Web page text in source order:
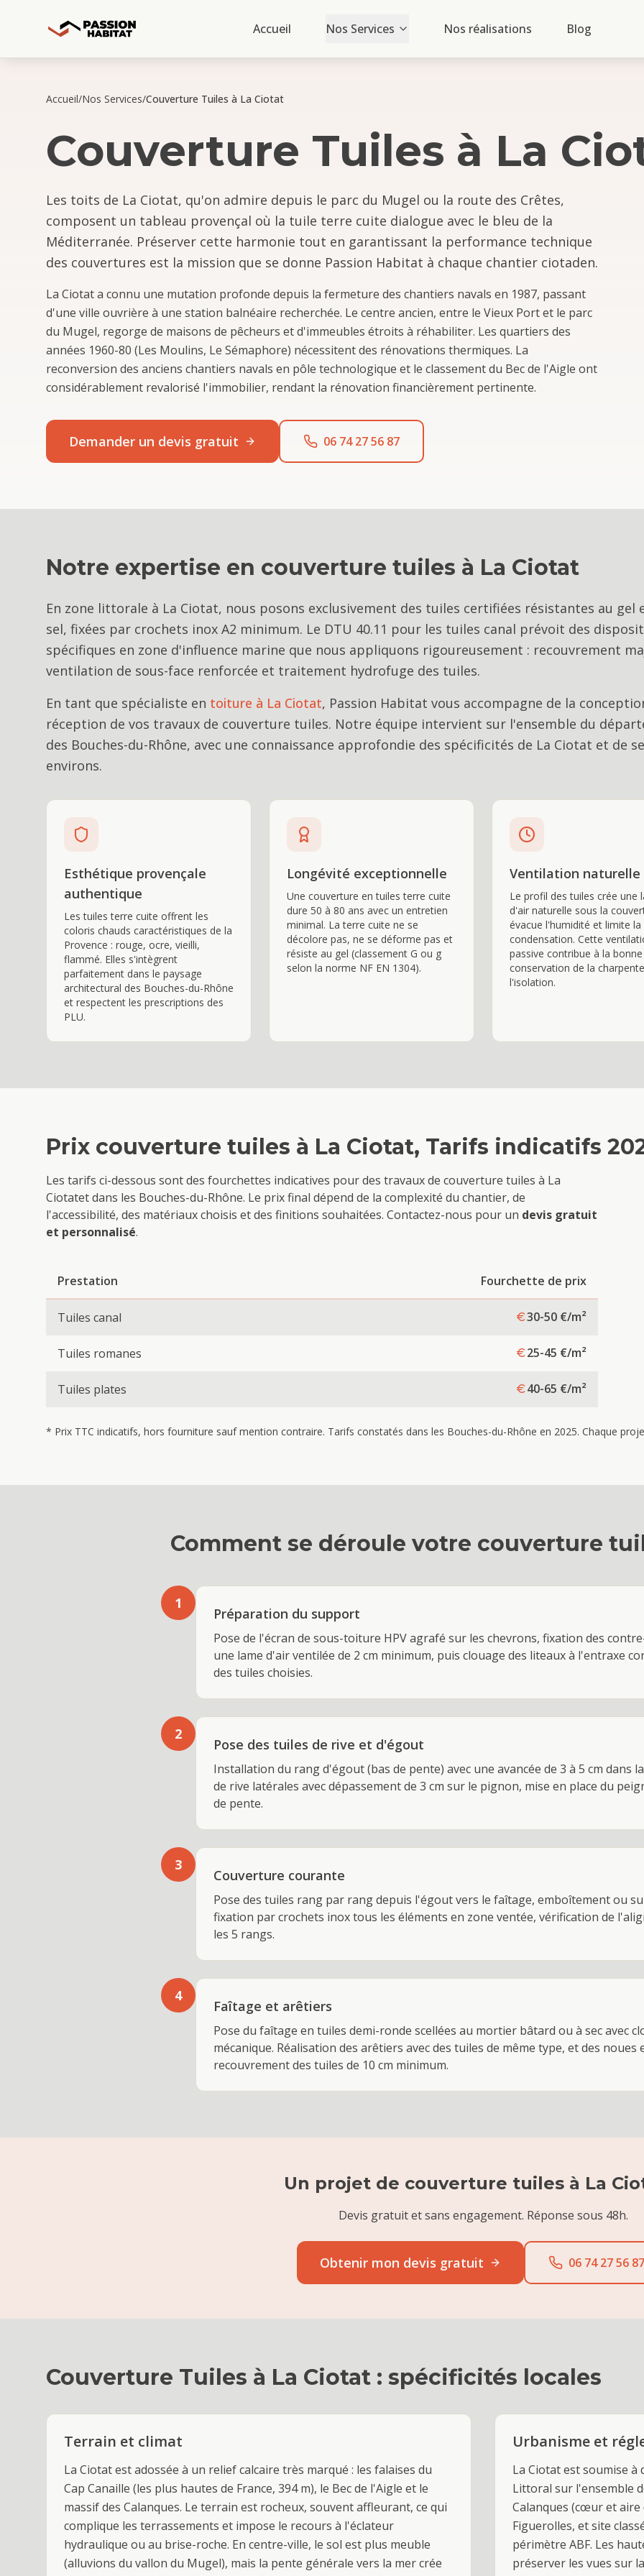
Accueil Nos Services Nos réalisations Blog
Accueil/Nos Services/Couverture Tuiles à La Ciotat
Couverture Tuiles à La
Les toits de La Ciotat, qu'on admire depuis le parc du Mugel ou la route des Crêtes,
composent un tableau provençal où la tuile terre cuite dialogue avec le bleu de la
Méditerranée. Préserver cette harmonie tout en garantissant la performance technique
des couvertures est la mission que se donne Passion Habitat à chaque chantier ciotaden.
La Ciotat a connu une mutation profonde depuis la fermeture des chantiers navals en 1987, passant
d'une ville ouvrière à une station balnéaire recherchée. Le centre ancien, entre le Vieux Port et le parc
du Mugel, regorge de maisons de pêcheurs et d'immeubles étroits à réhabiliter. Les quartiers des
années 1960-80 (Les Moulins, Le Sémaphore) nécessitent des rénovations thermiques. La
reconversion des anciens chantiers navals en pôle technologique et le classement du Bec de l'Aigle ont
considérablement revalorisé l'immobilier, rendant la rénovation financièrement pertinente.
Demander un devis gratuit 06 74 27 56 87
Notre expertise en couverture tuiles à La Ciotat
En zone littorale à La Ciotat, nous posons exclusivement des tuiles certifiées résistantes au gel
sel, fixées par crochets inox A2 minimum. Le DTU 40.11 pour les tuiles canal prévoit des
spécifiques en zone d'influence marine que nous appliquons rigoureusement : recouvrement
ventilation de sous-face renforcée et traitement hydrofuge des tuiles.
En tant que spécialiste en toiture à La Ciotat, Passion Habitat vous accompagne de la
réception de vos travaux de couverture tuiles. Notre équipe intervient sur l'ensemble du
des Bouches-du-Rhône, avec une connaissance approfondie des spécificités de La Ciotat et de
environs.
Esthétique provençale
authentique
Les tuiles terre cuite offrent les
coloris chauds caractéristiques de la
Provence : rouge, ocre, vieilli,
flammé. Elles s'intègrent
parfaitement dans le paysage
architectural des Bouches-du-Rhône
et respectent les prescriptions des
PLU.
Longévité exceptionnelle
Une couverture en tuiles terre cuite
dure 50 à 80 ans avec un entretien
minimal. La terre cuite ne se
décolore pas, ne se déforme pas et
résiste au gel (classement G ou g
selon la norme NF EN 1304).
Ventilation naturelle
Le profil des tuiles crée une
d'air naturelle sous la
évacue l'humidité et limite la
condensation. Cette
passive contribue à la bonne
conservation de la
l'isolation.
Prix couverture tuiles à La Ciotat, Tarifs indicatifs
Les tarifs ci-dessous sont des fourchettes indicatives pour des travaux de couverture tuiles à La
Ciotatet dans les Bouches-du-Rhône. Le prix final dépend de la complexité du chantier, de
l'accessibilité, des matériaux choisis et des finitions souhaitées. Contactez-nous pour un devis gratuit
et personnalisé.
Prestation Fourchette de prix
Tuiles canal 30-50 €/m²
Tuiles romanes 25-45 €/m²
Tuiles plates 40-65 €/m²
* Prix TTC indicatifs, hors fourniture sauf mention contraire. Tarifs constatés dans les Bouches-du-Rhône en 2025. Chaque
Comment se déroule votre couverture
1
Préparation du support
Pose de l'écran de sous-toiture HPV agrafé sur les chevrons, fixation des
une lame d'air ventilée de 2 cm minimum, puis clouage des liteaux à l'entraxe
des tuiles choisies.
2
Pose des tuiles de rive et d'égout
Installation du rang d'égout (bas de pente) avec une avancée de 3 à 5 cm dans
de rive latérales avec dépassement de 3 cm sur le pignon, mise en place du
de pente.
3
Couverture courante
Pose des tuiles rang par rang depuis l'égout vers le faîtage, emboîtement ou
fixation par crochets inox tous les éléments en zone ventée, vérification de
les 5 rangs.
4
Faîtage et arêtiers
Pose du faîtage en tuiles demi-ronde scellées au mortier bâtard ou à sec avec
mécanique. Réalisation des arêtiers avec des tuiles de même type, et des noues
recouvrement des tuiles de 10 cm minimum.
Un projet de couverture tuiles à La
Devis gratuit et sans engagement. Réponse sous 48h.
Obtenir mon devis gratuit 06 74 27 56 87
Couverture Tuiles à La Ciotat : spécificités locales
Terrain et climat
La Ciotat est adossée à un relief calcaire très marqué : les falaises du
Cap Canaille (les plus hautes de France, 394 m), le Bec de l'Aigle et le
massif des Calanques. Le terrain est rocheux, souvent affleurant, ce qui
complique les terrassements et impose le recours à l'éclateur
hydraulique ou au brise-roche. En centre-ville, le sol est plus meuble
(alluvions du vallon du Mugel), mais la pente générale vers la mer crée
Urbanisme et
La Ciotat est soumise
Littoral sur l'ensemble
Calanques (cœur et
Figuerolles, et site
périmètre ABF. Les
préserver les vues sur